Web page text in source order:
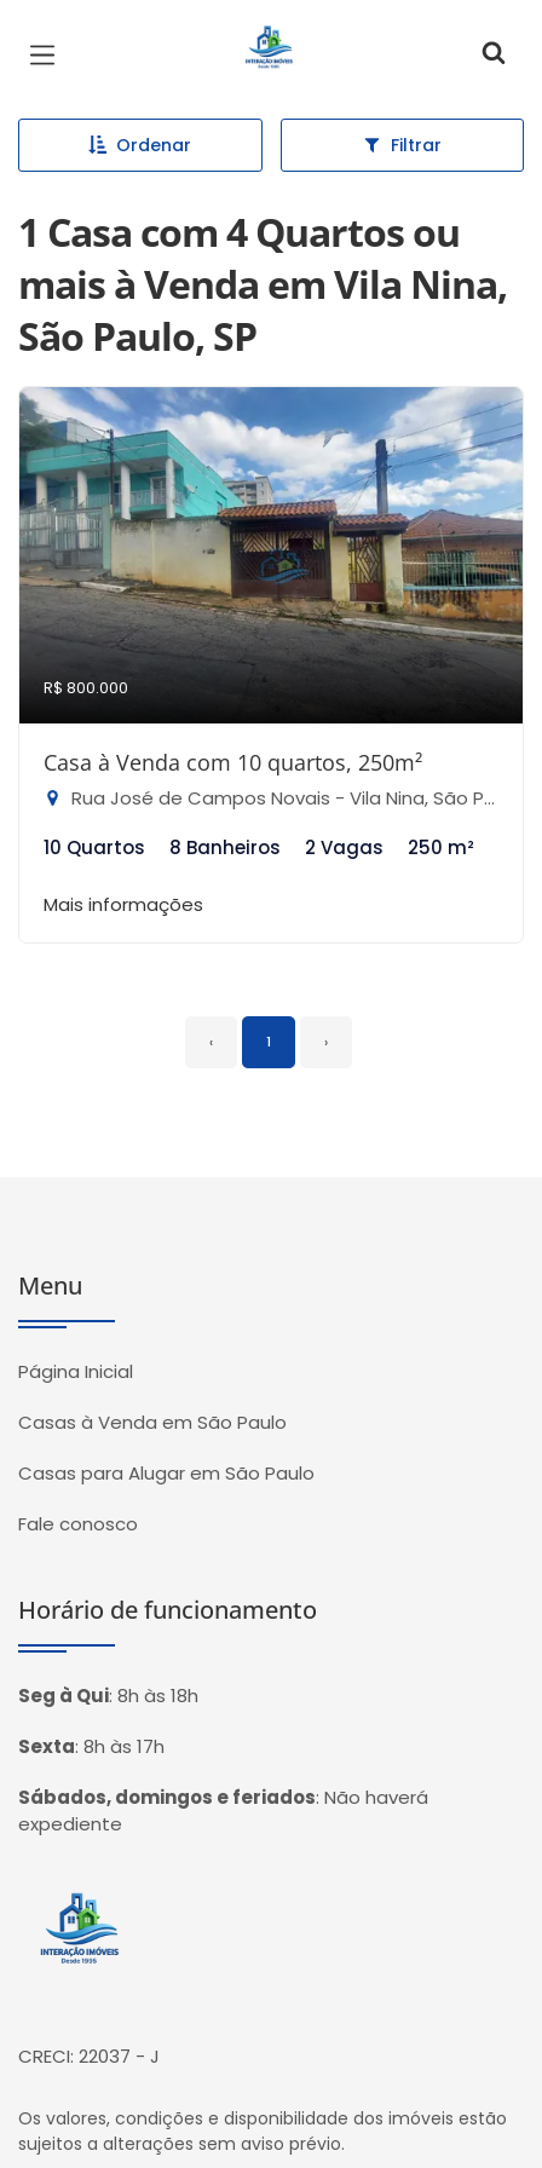
Página inicial
Ordenar Filtrar
1 Casa com 4 Quartos ou
mais à Venda em Vila Nina,
São Paulo, SP
R$ 800.000
Casa à Venda com 10 quartos, 250m²
Rua José de Campos Novais - Vila Nina, São Paulo-SP
10 Quartos
8 Banheiros 2 Vagas 250 m²
Mais informações
‹ 1 ›
Menu
Página Inicial
Casas à Venda em São Paulo
Casas para Alugar em São Paulo
Fale conosco
Horário de funcionamento
Seg à Qui: 8h às 18h
Sexta: 8h às 17h
Sábados, domingos e feriados: Não haverá
expediente
Página inicial
CRECI: 22037 - J
Os valores, condições e disponibilidade dos imóveis estão
sujeitos a alterações sem aviso prévio.